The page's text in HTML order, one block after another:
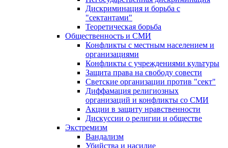
Дискриминация и борьба с
"сектантами"
Теоретическая борьба
Общественность и СМИ
Конфликты с местным населением и
организациями
Конфликты с учреждениями культуры
Защита права на свободу совести
Светские организации против "сект"
Диффамация религиозных
организаций и конфликты со СМИ
Акции в защиту нравственности
Дискуссии о религии и обществе
Экстремизм
Вандализм
Убийства и насилие